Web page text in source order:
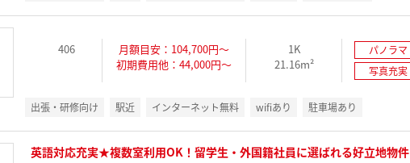
406
月額目安：104,700円～
初期費用他：44,000円～
1K
21.16m²
パノラマ
写真充実
出張・研修向け 駅近 インターネット無料 wifiあり 駐車場あり
英語対応充実★複数室利用OK！留学生・外国籍社員に選ばれる好立地物件